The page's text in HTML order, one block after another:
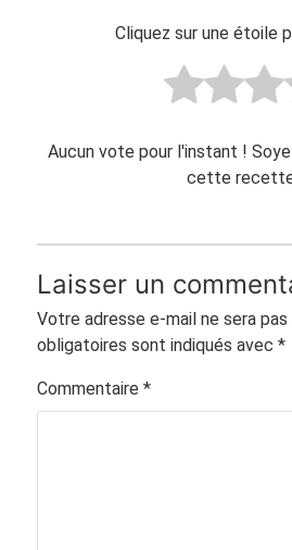
Cliquez sur une étoile
Aucun vote pour l'instant !
cette
Laisser un
Votre adresse e-mail ne sera pas
obligatoires sont indiqués avec *
Commentaire *